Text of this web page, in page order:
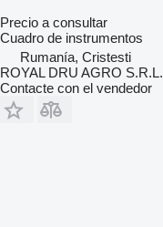
Precio a consultar
Cuadro de instrumentos
Rumanía, Cristesti
ROYAL DRU AGRO S.R.L.
Contacte con el vendedor